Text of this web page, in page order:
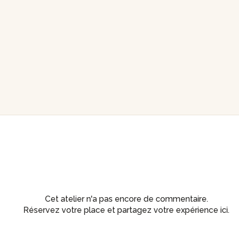
Cet atelier n'a pas encore de commentaire.
Réservez votre place et partagez votre expérience ici.